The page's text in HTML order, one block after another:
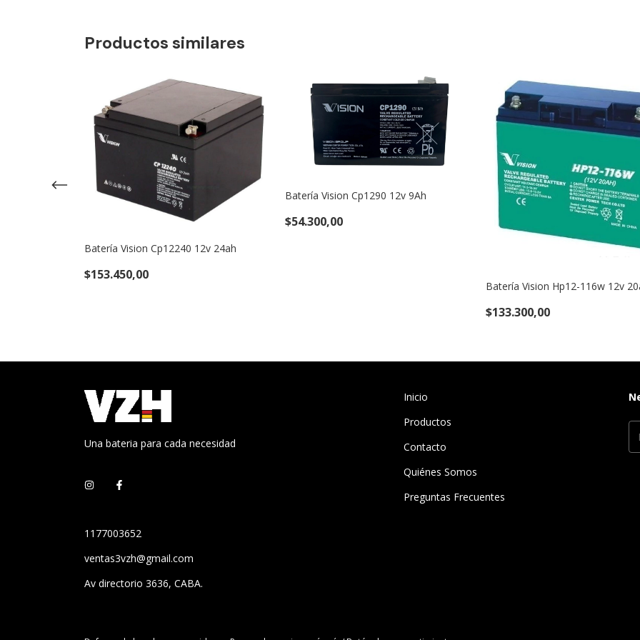
Productos similares
Batería Vision Cp12240 12v 24ah
$153.450,00
Batería Vision Cp1290 12v 9Ah
$54.300,00
Batería Vision Hp12-116w 12v
$133.300,00
Una bateria para cada necesidad
1177003652
ventas3vzh@gmail.com
Av directorio 3636, CABA.
Inicio
Productos
Contacto
Quiénes Somos
Preguntas Frecuentes